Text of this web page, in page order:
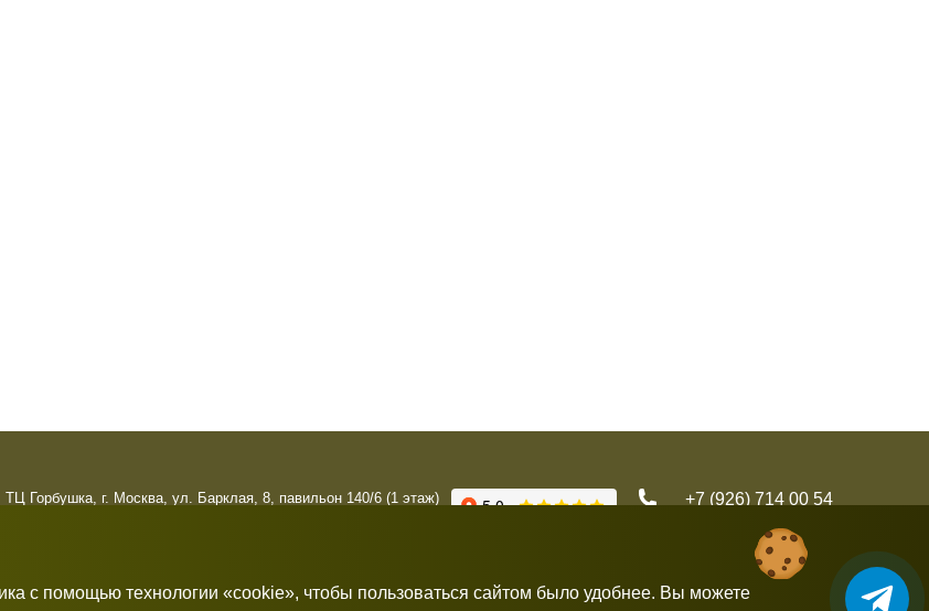
ТЦ Горбушка, г. Москва, ул. Барклая, 8, павильон 140/6 (1 этаж)
+7 (926) 714 00 54
с помощью технологии «cookie», чтобы пользоваться сайтом было удобнее. Вы можете